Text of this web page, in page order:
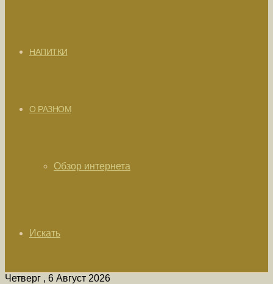
НАПИТКИ
О РАЗНОМ
Обзор интернета
Искать
Четверг , 6 Август 2026